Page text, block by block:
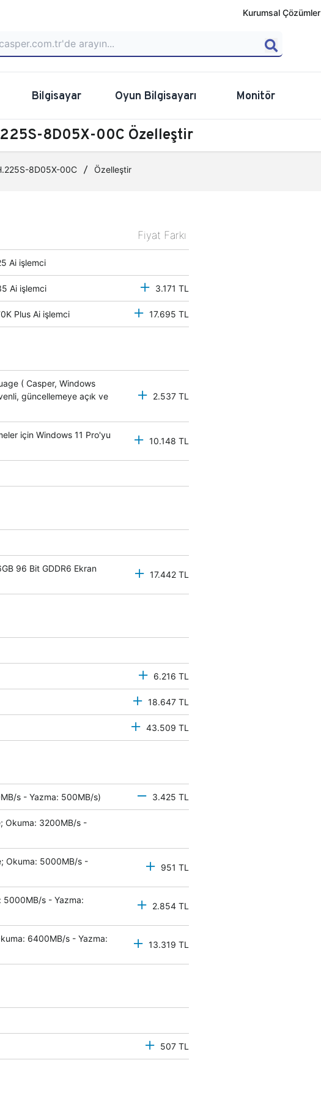
Kurumsal Çözümler
Bilgisayar Oyun Bilgisayarı Monitör
8D05X-00C Özelleştir
8D05X-00C Özelleştir
Fiyat Farkı
Ai işlemci
Ai işlemci 3.171 TL
Plus Ai işlemci 17.695 TL
( Casper, Windows
güncellemeye açık ve
2.537 TL
için Windows 11 Pro'yu
10.148 TL
96 Bit GDDR6 Ekran
17.442 TL
6.216 TL
18.647 TL
43.509 TL
s - Yazma: 500MB/s) 3.425 TL
Okuma: 3200MB/s -
Okuma: 5000MB/s -
951 TL
5000MB/s - Yazma:
2.854 TL
6400MB/s - Yazma:
13.319 TL
507 TL